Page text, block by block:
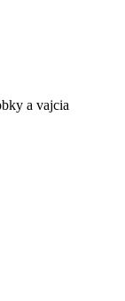
a vajcia